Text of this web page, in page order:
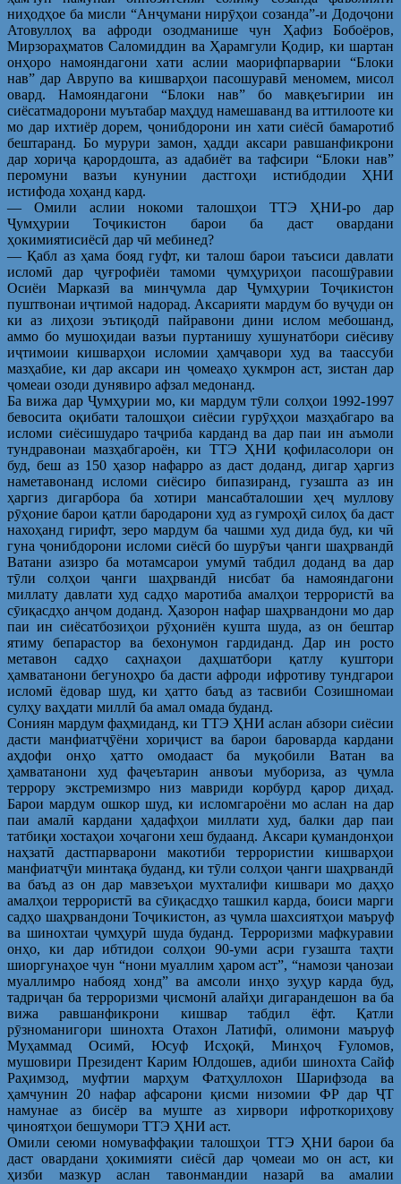
ниҳодҳое ба мисли “Анҷумани нирӯҳои созанда”-и Додоҷони
Атовуллоҳ ва афроди озодманише чун Ҳафиз Бобоёров,
Мирзораҳматов Саломиддин ва Ҳарамгули Қодир, ки шартан
онҳоро намояндагони хати аслии маорифпарварии “Блоки
нав” дар Аврупо ва кишварҳои пасошуравӣ меномем, мисол
овард. Намояндагони “Блоки нав” бо мавқеъгирии ин
сиёсатмадорони муътабар маҳдуд намешаванд ва иттилооте ки
мо дар ихтиёр дорем, ҷонибдорони ин хати сиёсӣ бамаротиб
бештаранд. Бо мурури замон, ҳадди аксари равшанфикрони
дар хориҷа қарордошта, аз адабиёт ва тафсири “Блоки нав”
перомуни вазъи кунунии дастгоҳи истибдодии ҲНИ
истифода хоҳанд кард.
— Омили аслии нокоми талошҳои ТТЭ ҲНИ-ро дар
Ҷумҳурии Тоҷикистон барои ба даст овардани
ҳокимиятисиёсӣ дар чӣ мебинед?
— Қабл аз ҳама бояд гуфт, ки талош барои таъсиси давлати
исломӣ дар ҷуғрофиёи тамоми ҷумҳуриҳои пасошӯравии
Осиёи Марказӣ ва минҷумла дар Ҷумҳурии Тоҷикистон
пуштвонаи иҷтимоӣ надорад. Аксарияти мардум бо вуҷуди он
ки аз лиҳози эътиқодӣ пайравони дини ислом мебошанд,
аммо бо мушоҳидаи вазъи пуртанишу хушунатбори сиёсиву
иҷтимоии кишварҳои исломии ҳамҷавори худ ва таассуби
мазҳабие, ки дар аксари ин ҷомеаҳо ҳукмрон аст, зистан дар
ҷомеаи озоди дунявиро афзал медонанд.
Ба вижа дар Ҷумҳурии мо, ки мардум тӯли солҳои 1992-1997
бевосита оқибати талошҳои сиёсии гурӯҳҳои мазҳабгаро ва
исломи сиёсишударо таҷриба карданд ва дар паи ин аъмоли
тундравонаи мазҳабгароён, ки ТТЭ ҲНИ қофиласолори он
буд, беш аз 150 ҳазор нафарро аз даст доданд, дигар ҳаргиз
наметавонанд исломи сиёсиро бипазиранд, гузашта аз ин
ҳаргиз дигарбора ба хотири мансабталошии ҳеҷ муллову
рӯҳоние барои қатли бародарони худ аз гумроҳӣ силоҳ ба даст
нахоҳанд гирифт, зеро мардум ба чашми худ дида буд, ки чӣ
гуна ҷонибдорони исломи сиёсӣ бо шурӯъи ҷанги шаҳрвандӣ
Ватани азизро ба мотамсарои умумӣ табдил доданд ва дар
тӯли солҳои ҷанги шаҳрвандӣ нисбат ба намояндагони
миллату давлати худ садҳо маротиба амалҳои террористӣ ва
сӯиқасдҳо анҷом доданд. Ҳазорон нафар шаҳрвандони мо дар
паи ин сиёсатбозиҳои рӯҳониён кушта шуда, аз он бештар
ятиму бепарастор ва бехонумон гардиданд. Дар ин росто
метавон садҳо саҳнаҳои даҳшатбори қатлу куштори
ҳамватанони бегуноҳро ба дасти афроди ифротиву тундгарои
исломӣ ёдовар шуд, ки ҳатто баъд аз тасвиби Созишномаи
сулҳу ваҳдати миллӣ ба амал омада буданд.
Сониян мардум фаҳмиданд, ки ТТЭ ҲНИ аслан абзори сиёсии
дасти манфиатҷӯёни хориҷист ва барои бароварда кардани
аҳдофи онҳо ҳатто омодааст ба муқобили Ватан ва
ҳамватанони худ фаҷеътарин анвоъи мубориза, аз ҷумла
террору экстремизмро низ мавриди корбурд қарор диҳад.
Барои мардум ошкор шуд, ки исломгароёни мо аслан на дар
паи амалӣ кардани ҳадафҳои миллати худ, балки дар паи
татбиқи хостаҳои хоҷагони хеш будаанд. Аксари қумандонҳои
наҳзатӣ дастпарварони макотиби террористии кишварҳои
манфиатҷӯи минтақа буданд, ки тӯли солҳои ҷанги шаҳрвандӣ
ва баъд аз он дар мавзеъҳои мухталифи кишвари мо даҳҳо
амалҳои террористӣ ва сӯиқасдҳо ташкил карда, боиси марги
садҳо шаҳрвандони Тоҷикистон, аз ҷумла шахсиятҳои маъруф
ва шинохтаи ҷумҳурӣ шуда буданд. Терроризми мафкуравии
онҳо, ки дар ибтидои солҳои 90-уми асри гузашта таҳти
шиоргунаҳое чун “нони муаллим ҳаром аст”, “намози ҷанозаи
муаллимро набояд хонд” ва амсоли инҳо зуҳур карда буд,
тадриҷан ба терроризми ҷисмонӣ алайҳи дигарандешон ва ба
вижа равшанфикрони кишвар табдил ёфт. Қатли
рӯзноманигори шинохта Отахон Латифӣ, олимони маъруф
Муҳаммад Осимӣ, Юсуф Исҳоқӣ, Минҳоҷ Ғуломов,
мушовири Президент Карим Юлдошев, адиби шинохта Сайф
Раҳимзод, муфтии марҳум Фатҳуллохон Шарифзода ва
ҳамчунин 20 нафар афсарони қисми низомии ФР дар ҶТ
намунае аз бисёр ва муште аз хирвори ифроткориҳову
ҷиноятҳои бешумори ТТЭ ҲНИ аст.
Омили сеюми номуваффақии талошҳои ТТЭ ҲНИ барои ба
даст овардани ҳокимияти сиёсӣ дар ҷомеаи мо он аст, ки
ҳизби мазкур аслан тавонмандии назарӣ ва амалии